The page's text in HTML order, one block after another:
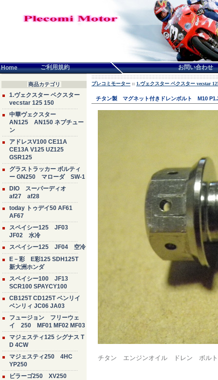
Home ご利用規約 お問い合わせ
商品カテゴリ
1.ヴェクスター ベクスター
vecstar 125 150
中華ヴェクスター
AN125 AN150 ネプチュー
ン
アドレスV100 CE11A
CE13A V125 UZ125
GSR125
グラストラッカー ボルティ
ー GN250 マローダ SW-1
DIO スーパーディオ
af27 af28
today トゥデイ50 AF61
AF67
スペイシー125 JF03
JF02 水冷
スペイシー125 JF04 空冷
E－彩 E彩125 SDH125T
新大洲ホンダ
スペイシー100 JF13
SCR100 SPAYCY100
CB125T CD125T ベンリイ
ベンリィ JC06 JA03
フュージョン フリーウェ
イ 250 MF01 MF02 MF03
マジェスティ125 シグナス T
D 4CW
マジェスティ250 4HC
YP250
ビラーゴ250 XV250
プレコミモーター :: 1.ヴェクスター ベクスター vecstar
チタン製 マグネット付きドレンボルト M10
チタン エンジンオイル ドレン ボル